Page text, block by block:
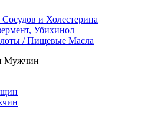
и Холестерина
Убихинол
/ Пищевые Масла
Мужчин